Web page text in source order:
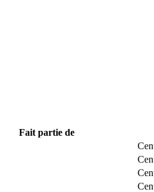
Fait partie de